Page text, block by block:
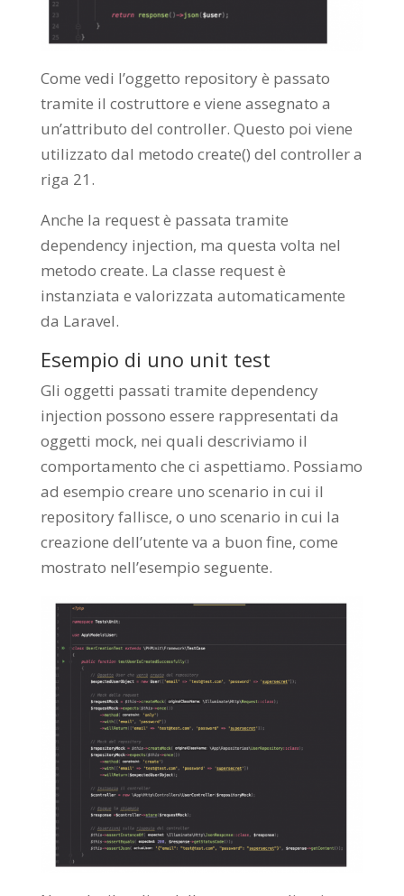
Come vedi l’oggetto repository è passato
tramite il costruttore e viene assegnato a
un’attributo del controller. Questo poi viene
utilizzato dal metodo create() del controller a
riga 21.
Anche la request è passata tramite
dependency injection, ma questa volta nel
metodo create. La classe request è
instanziata e valorizzata automaticamente
da Laravel.
Esempio di uno unit test
Gli oggetti passati tramite dependency
injection possono essere rappresentati da
oggetti mock, nei quali descriviamo il
comportamento che ci aspettiamo. Possiamo
ad esempio creare uno scenario in cui il
repository fallisce, o uno scenario in cui la
creazione dell’utente va a buon fine, come
mostrato nell’esempio seguente.